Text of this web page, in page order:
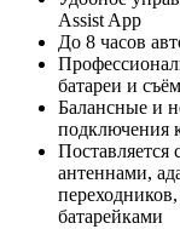
Assist App
До 8 часов
батареи и
Балансные и
подключения
антеннами,
батарейками